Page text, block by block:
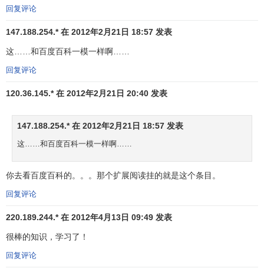
债务衍生机制带来的几个世纪性的经济难题，包括：
企业债务重负，银行坏账丛生，金融和
频繁；
政府税收困难，财政危机 与金融危机相伴；
经济波动频繁，经济增长经常受阻；
率，企业兼并 活动频繁，降低了企业的稳定性，
增加了失业，不利于经济增长和社会的稳定。
不平等的国际货币关系给世界大多数国家带来重
以上问题最深层的原因，是货币制度
化大生产条件下企业之间交易活动产生的新机制未被人们充
中介系统——国家企业交易中介结算系统，解脱企业之间的
回复评论
147.188.254.* 在 2012年2月21日 18:57 发表
这……和百度百科一模一样啊……
回复评论
120.36.145.* 在 2012年2月21日 20:40 发表
147.188.254.* 在 2012年2月21日 18:57 发表
这……和百度百科一模一样啊……
你去看百度百科的。。。那个扩展阅读挂的就是这个条目。
回复评论
220.189.244.* 在 2012年4月13日 09:49 发表
很棒的知识，学习了！
回复评论